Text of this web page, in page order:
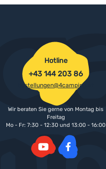
Hotline
+43 144 203 86
bestellungen@4camping.at
Wir beraten Sie gerne von Montag bis
Freitag
Mo - Fr: 7:30 - 12:30 und 13:00 - 16:00